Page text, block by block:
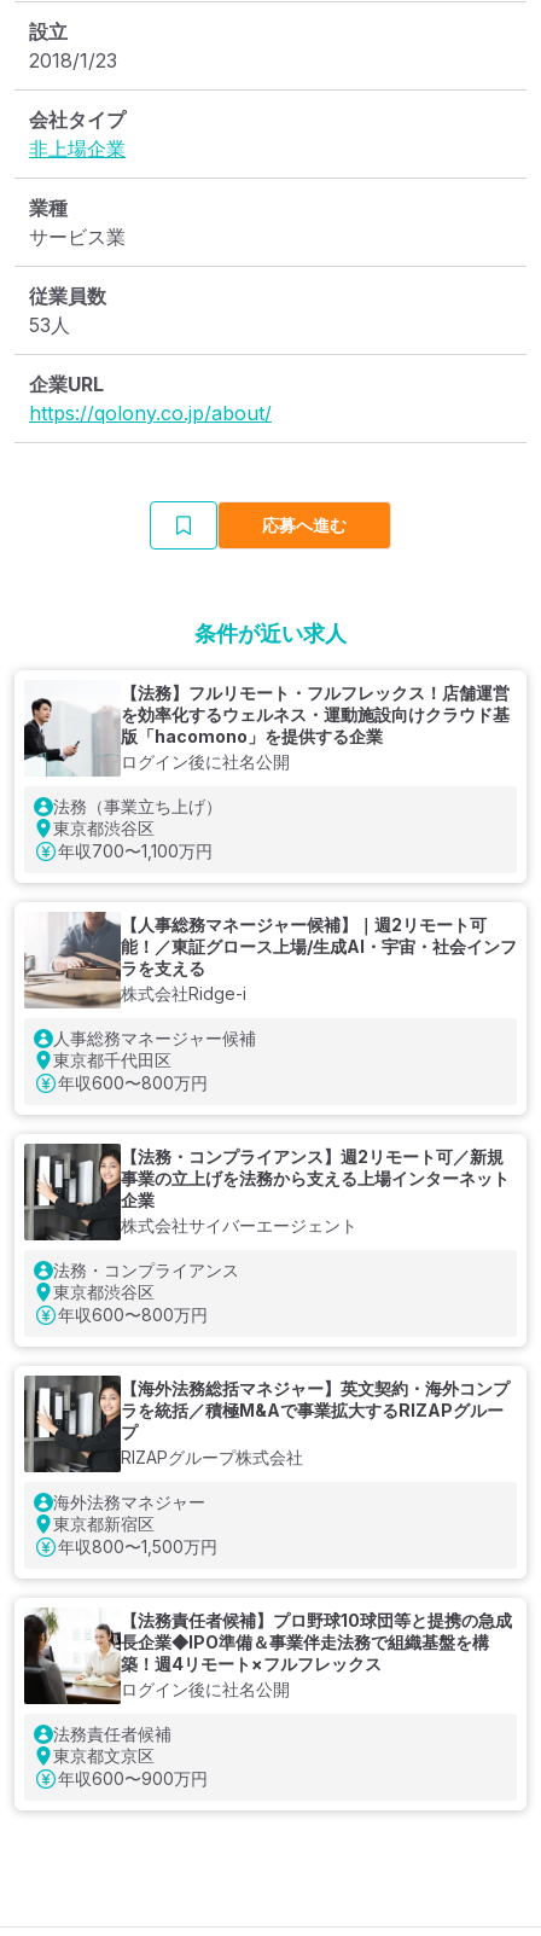
設立
2018/1/23
会社タイプ
非上場企業
業種
サービス業
従業員数
53人
企業URL
https://qolony.co.jp/about/
応募へ進む
条件が近い求人
【法務】フルリモート・フルフレックス！店舗運営
を効率化するウェルネス・運動施設向けクラウド基
版「hacomono」を提供する企業
ログイン後に社名公開
法務（事業立ち上げ）
東京都渋谷区
年収700〜1,100万円
【人事総務マネージャー候補】｜週2リモート可
能！／東証グロース上場/生成AI・宇宙・社会インフ
ラを支える
株式会社Ridge-i
人事総務マネージャー候補
東京都千代田区
年収600〜800万円
【法務・コンプライアンス】週2リモート可／新規
事業の立上げを法務から支える上場インターネット
企業
株式会社サイバーエージェント
法務・コンプライアンス
東京都渋谷区
年収600〜800万円
【海外法務総括マネジャー】英文契約・海外コンプ
ラを統括／積極M&Aで事業拡大するRIZAPグルー
プ
RIZAPグループ株式会社
海外法務マネジャー
東京都新宿区
年収800〜1,500万円
【法務責任者候補】プロ野球10球団等と提携の急成
長企業◆IPO準備＆事業伴走法務で組織基盤を構
築！週4リモート×フルフレックス
ログイン後に社名公開
法務責任者候補
東京都文京区
年収600〜900万円